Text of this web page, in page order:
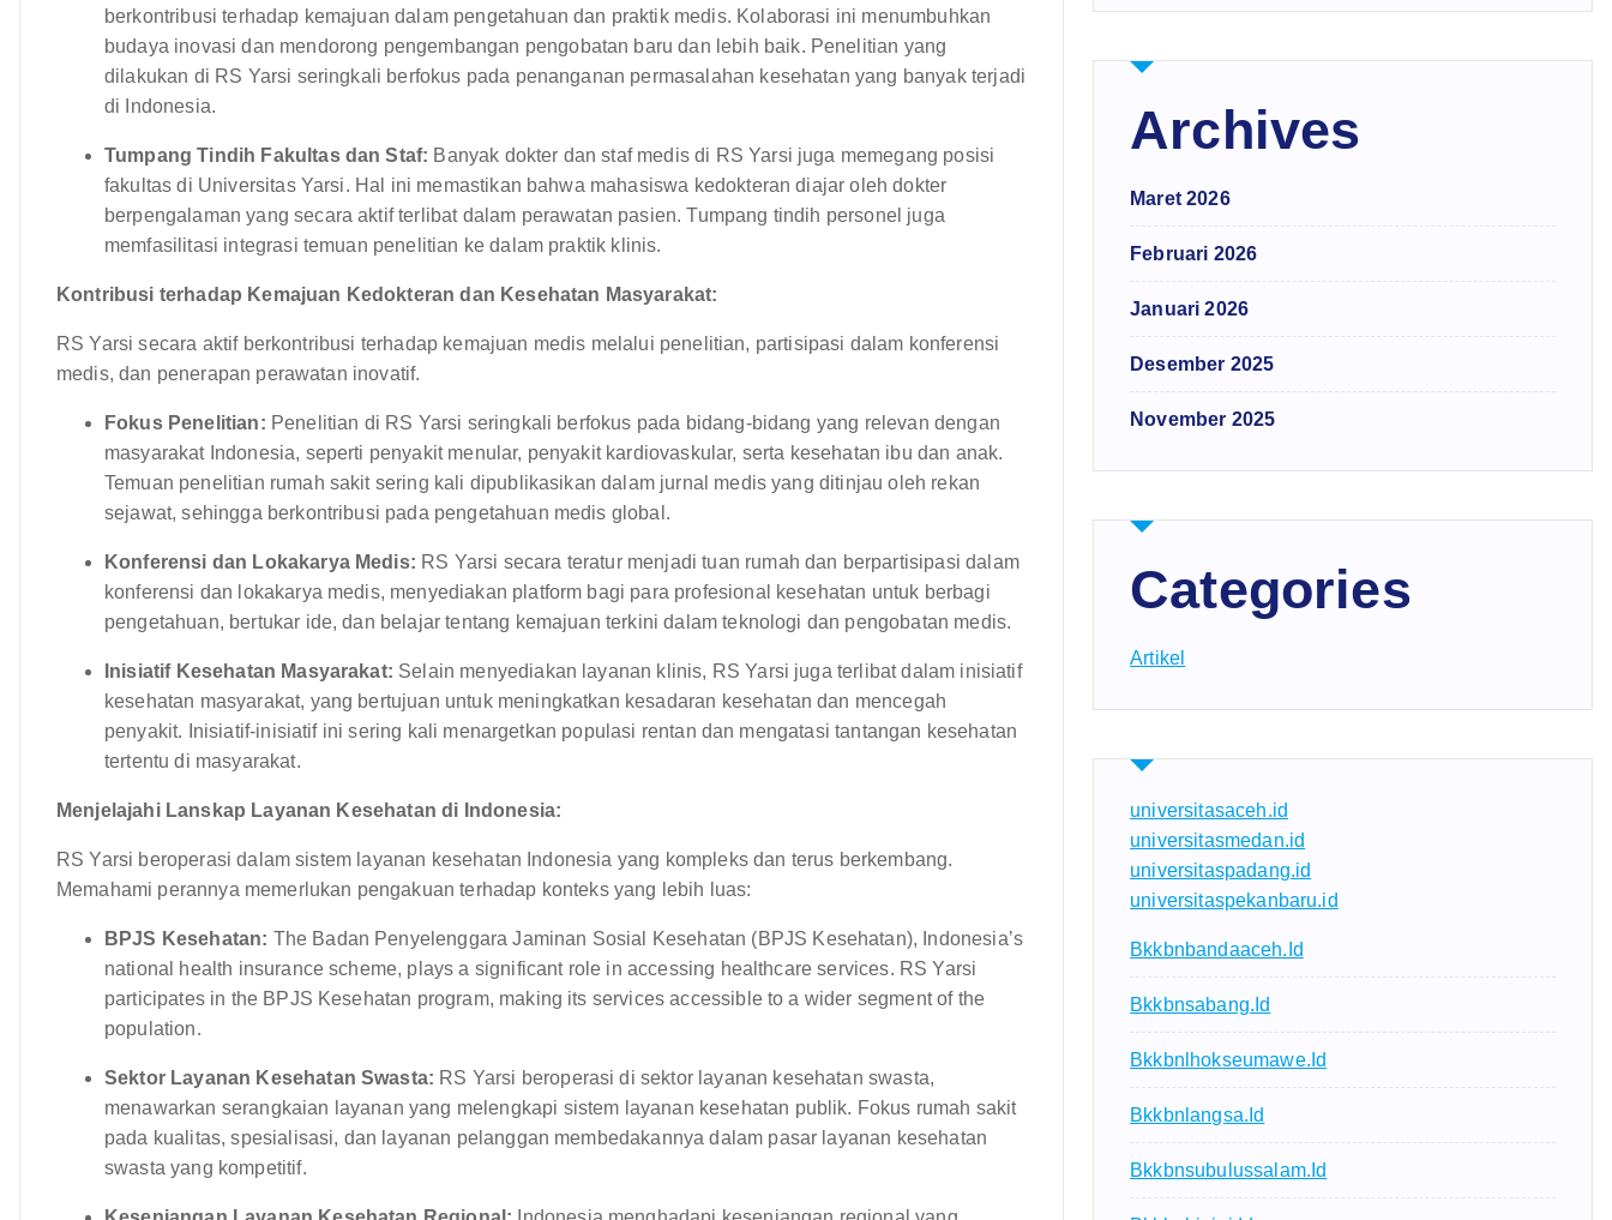
berkontribusi terhadap kemajuan dalam pengetahuan dan praktik medis. Kolaborasi ini menumbuhkan
budaya inovasi dan mendorong pengembangan pengobatan baru dan lebih baik. Penelitian yang
dilakukan di RS Yarsi seringkali berfokus pada penanganan permasalahan kesehatan yang banyak terjadi
di Indonesia.
Tumpang Tindih Fakultas dan Staf: Banyak dokter dan staf medis di RS Yarsi juga memegang posisi
fakultas di Universitas Yarsi. Hal ini memastikan bahwa mahasiswa kedokteran diajar oleh dokter
berpengalaman yang secara aktif terlibat dalam perawatan pasien. Tumpang tindih personel juga
memfasilitasi integrasi temuan penelitian ke dalam praktik klinis.
Kontribusi terhadap Kemajuan Kedokteran dan Kesehatan Masyarakat:
RS Yarsi secara aktif berkontribusi terhadap kemajuan medis melalui penelitian, partisipasi dalam konferensi
medis, dan penerapan perawatan inovatif.
Fokus Penelitian: Penelitian di RS Yarsi seringkali berfokus pada bidang-bidang yang relevan dengan
masyarakat Indonesia, seperti penyakit menular, penyakit kardiovaskular, serta kesehatan ibu dan anak.
Temuan penelitian rumah sakit sering kali dipublikasikan dalam jurnal medis yang ditinjau oleh rekan
sejawat, sehingga berkontribusi pada pengetahuan medis global.
Konferensi dan Lokakarya Medis: RS Yarsi secara teratur menjadi tuan rumah dan berpartisipasi dalam
konferensi dan lokakarya medis, menyediakan platform bagi para profesional kesehatan untuk berbagi
pengetahuan, bertukar ide, dan belajar tentang kemajuan terkini dalam teknologi dan pengobatan medis.
Inisiatif Kesehatan Masyarakat: Selain menyediakan layanan klinis, RS Yarsi juga terlibat dalam inisiatif
kesehatan masyarakat, yang bertujuan untuk meningkatkan kesadaran kesehatan dan mencegah
penyakit. Inisiatif-inisiatif ini sering kali menargetkan populasi rentan dan mengatasi tantangan kesehatan
tertentu di masyarakat.
Menjelajahi Lanskap Layanan Kesehatan di Indonesia:
RS Yarsi beroperasi dalam sistem layanan kesehatan Indonesia yang kompleks dan terus berkembang.
Memahami perannya memerlukan pengakuan terhadap konteks yang lebih luas:
BPJS Kesehatan: The Badan Penyelenggara Jaminan Sosial Kesehatan (BPJS Kesehatan), Indonesia’s
national health insurance scheme, plays a significant role in accessing healthcare services. RS Yarsi
participates in the BPJS Kesehatan program, making its services accessible to a wider segment of the
population.
Sektor Layanan Kesehatan Swasta: RS Yarsi beroperasi di sektor layanan kesehatan swasta,
menawarkan serangkaian layanan yang melengkapi sistem layanan kesehatan publik. Fokus rumah sakit
pada kualitas, spesialisasi, dan layanan pelanggan membedakannya dalam pasar layanan kesehatan
swasta yang kompetitif.
Archives
Maret 2026
Februari 2026
Januari 2026
Desember 2025
November 2025
Categories
Artikel
universitasaceh.id
universitasmedan.id
universitaspadang.id
universitaspekanbaru.id
Bkkbnbandaaceh.id
Bkkbnsabang.id
Bkkbnlhokseumawe.id
Bkkbnlangsa.id
Bkkbnsubulussalam.id